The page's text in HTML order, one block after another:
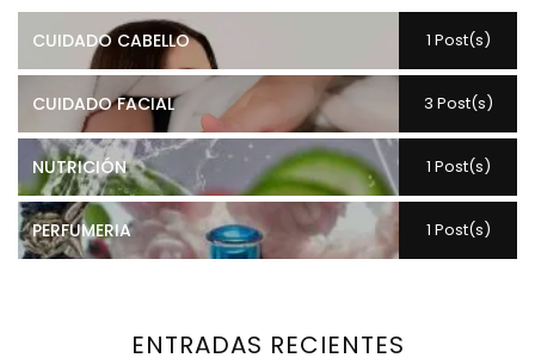
CUIDADO CABELLO 1 Post(s)
CUIDADO FACIAL 3 Post(s)
NUTRICIÓN 1 Post(s)
PERFUMERIA 1 Post(s)
ENTRADAS RECIENTES